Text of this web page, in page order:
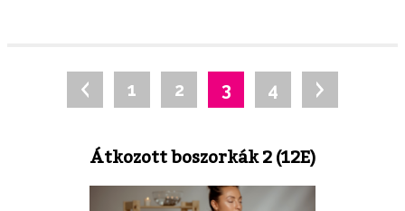
1 2 3 4
Átkozott boszorkák 2 (12E)